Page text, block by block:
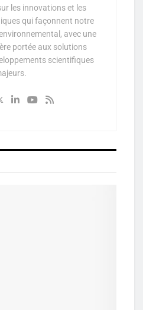
les innovations et les
qui façonnent notre
avec une
portée aux solutions
scientifiques